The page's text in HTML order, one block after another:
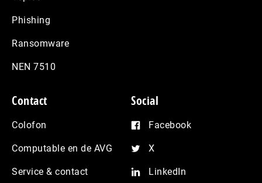
Phishing
Ransomware
NEN 7510
Contact
Colofon
Computable en de AVG
Service & contact
Social
Facebook
X
LinkedIn